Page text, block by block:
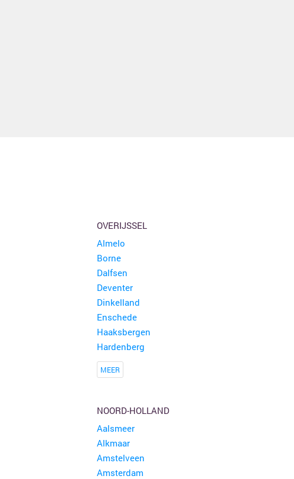
OVERIJSSEL
Almelo
Borne
Dalfsen
Deventer
Dinkelland
Enschede
Haaksbergen
Hardenberg
MEER
NOORD-HOLLAND
Aalsmeer
Alkmaar
Amstelveen
Amsterdam